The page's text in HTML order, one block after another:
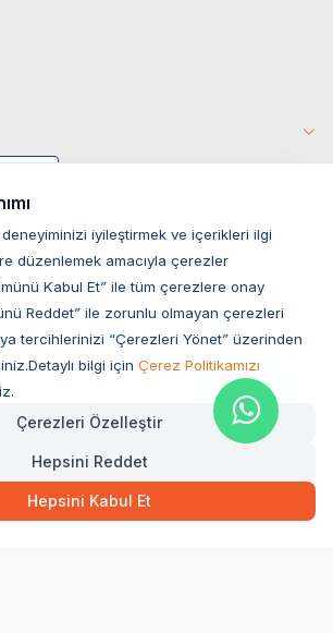
Hızlı Teslimat
SEPETE EKLE
Sıkça Sorulan Sorular
Sok. No:13 Başiskele / KOCAELİ
iyileştirmek ve içerikleri ilgi
düzenlemek amacıyla çerezler
Kabul Et” ile tüm çerezlere onay
Reddet” ile zorunlu olmayan çerezleri
tercihlerinizi “Çerezleri Yönet” üzerinden
bilgi için Çerez Politikamızı
Çerezleri Özelleştir
Hepsini Reddet
Hepsini Kabul Et